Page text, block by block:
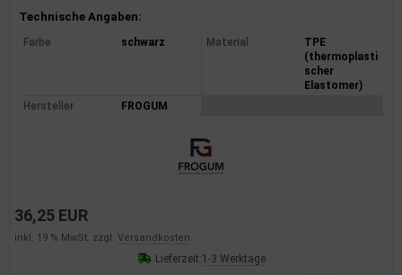
Produktinformationen
Technische Angaben:
Farbe schwarz Material
TPE
(thermoplasti
scher
Elastomer)
Hersteller
FROGUM
36,25 EUR
inkl. 19 % MwSt. zzgl. Versandkosten
Lieferzeit:1-3 Werktage